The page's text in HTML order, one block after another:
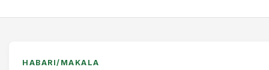
HABARI/MAKALA